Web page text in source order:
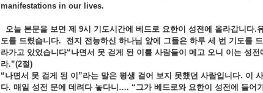
manifestations in our lives.
오늘 본문을 보면 제 9시 기도시간에 베드로 요한이 성전에 올라갑니다
도를 드렸습니다. 전지 전능하신 하나님 앞에 그들은 하루 세 번 기도를
라가고 있었습니다“나면서 못 걷게 된 이를 사람들이 메고 오니 이는 성
라.”(2절)
“나면서 못 걷게 된 이”라는 말은 평생 걸어 보지 못했던 사람입니다. 이
다. 매일 성전 문에 데려다 놓다니…. “그가 베드로와 요한이 성전에 들어